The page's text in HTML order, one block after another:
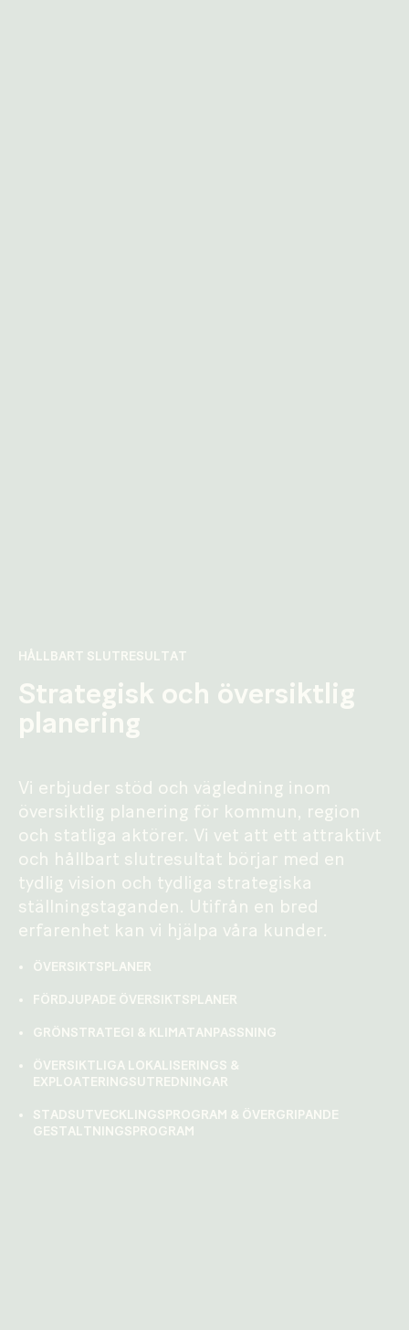
HÅLLBART SLUTRESULTAT
Strategisk och översiktlig
planering
Vi erbjuder stöd och vägledning inom
översiktlig planering för kommun, region
och statliga aktörer. Vi vet att ett attraktivt
och hållbart slutresultat börjar med en
tydlig vision och tydliga strategiska
ställningstaganden. Utifrån en bred
erfarenhet kan vi hjälpa våra kunder.
ÖVERSIKTSPLANER
FÖRDJUPADE ÖVERSIKTSPLANER
GRÖNSTRATEGI & KLIMATANPASSNING
ÖVERSIKTLIGA LOKALISERINGS &
EXPLOATERINGSUTREDNINGAR
STADSUTVECKLINGSPROGRAM & ÖVERGRIPANDE
GESTALTNINGSPROGRAM